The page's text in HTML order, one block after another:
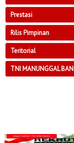
Prestasi
Rilis Pimpinan
Teritorial